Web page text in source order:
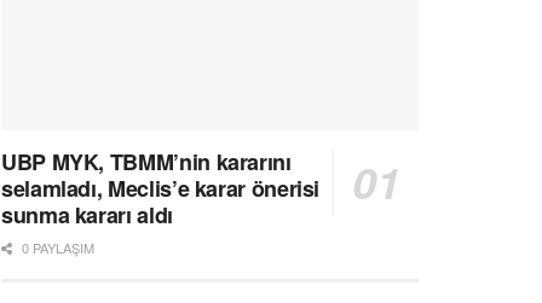
UBP MYK, TBMM’nin kararını
selamladı, Meclis’e karar önerisi
sunma kararı aldı
0 PAYLAŞIM